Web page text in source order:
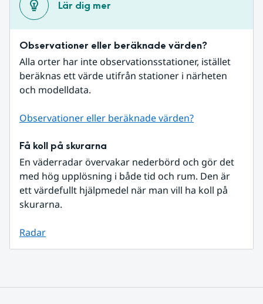
Lär dig mer
Observationer eller beräknade värden?
Alla orter har inte observationsstationer, istället
beräknas ett värde utifrån stationer i närheten
och modelldata.
Observationer eller beräknade värden?
Få koll på skurarna
En väderradar övervakar nederbörd och gör det
med hög upplösning i både tid och rum. Den är
ett värdefullt hjälpmedel när man vill ha koll på
skurarna.
Radar